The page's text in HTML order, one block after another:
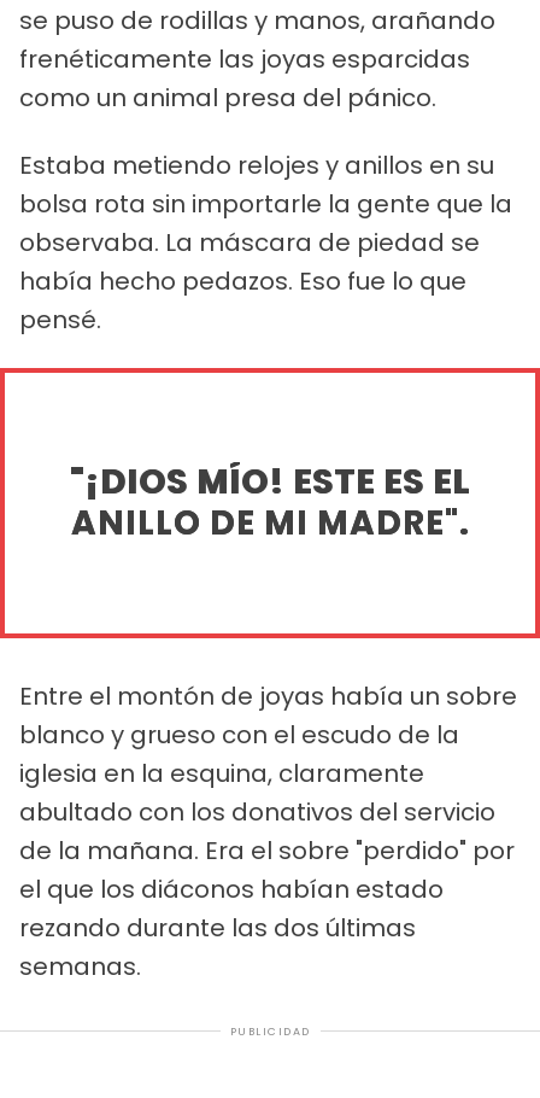
se puso de rodillas y manos, arañando
frenéticamente las joyas esparcidas
como un animal presa del pánico.
Estaba metiendo relojes y anillos en su
bolsa rota sin importarle la gente que la
observaba. La máscara de piedad se
había hecho pedazos. Eso fue lo que
pensé.
"¡DIOS MÍO! ESTE ES EL
ANILLO DE MI MADRE".
Entre el montón de joyas había un sobre
blanco y grueso con el escudo de la
iglesia en la esquina, claramente
abultado con los donativos del servicio
de la mañana. Era el sobre "perdido" por
el que los diáconos habían estado
rezando durante las dos últimas
semanas.
PUBLICIDAD